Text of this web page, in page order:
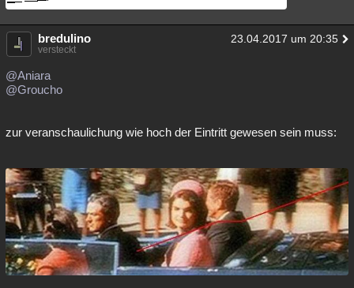
bredulino 23.04.2017 um 20:35
versteckt
@Aniara
@Groucho
zur veranschaulichung wie hoch der Eintritt gewesen sein muss: